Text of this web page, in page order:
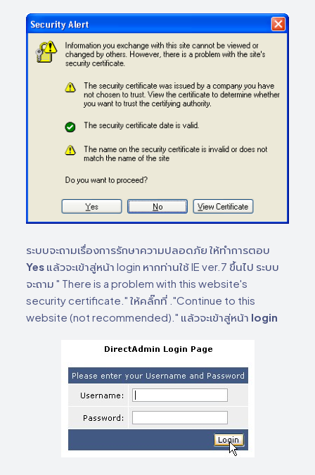
ระบบจะถามเรื่องการรักษาความปลอดภัย ให้ทำการตอบ
Yes แล้วจะเข้าสู่หน้า login หากท่านใช้ IE ver.7 ขึ้นไป ระบบ
จะถาม " There is a problem with this website's
security certificate." ให้คลิ๊กที่ ."Continue to this
website (not recommended)." แล้วจะเข้าสู่หน้า login